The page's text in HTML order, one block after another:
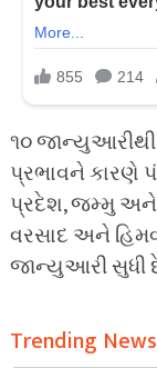
૧૦ જાન્યુઆરીથી
પ્રભાવને કારણે
પ્રદેશ, જમ્મુ અને
વરસાદ અને
જાન્યુઆરી સુધી
Trending News